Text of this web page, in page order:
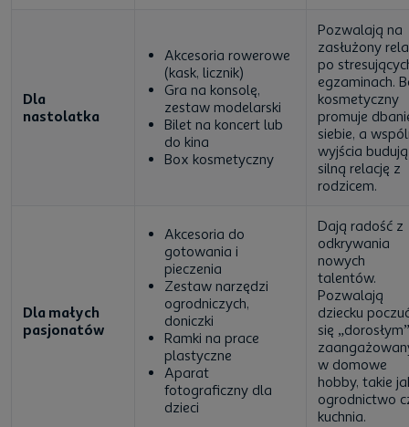
Dla
nastolatka
Akcesoria rowerowe
(kask, licznik)
Gra na konsolę,
zestaw modelarski
Bilet na koncert lub
do kina
Box kosmetyczny
Pozwalają na
zasłużony
po
egzaminach.
kosmetyczny
promuje
siebie, a
wyjścia budują
silną relację z
rodzicem.
Dla małych
pasjonatów
Akcesoria do
gotowania i
pieczenia
Zestaw narzędzi
ogrodniczych,
doniczki
Ramki na prace
plastyczne
Aparat
fotograficzny dla
dzieci
Dają radość z
odkrywania
nowych
talentów.
Pozwalają
dziecku
się
w domowe
hobby, takie
ogrodnictwo
kuchnia.